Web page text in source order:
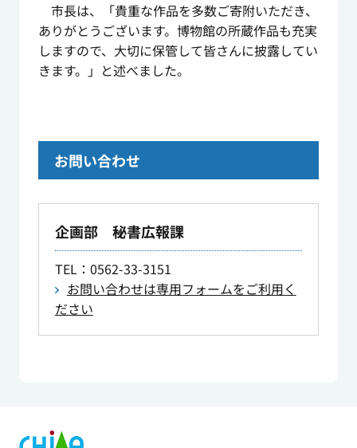
市長は、「貴重な作品を多数ご寄附いただき、
ありがとうございます。博物館の所蔵作品も充実
しますので、大切に保管して皆さんに披露してい
きます。」と述べました。
お問い合わせ
企画部 秘書広報課
TEL：0562-33-3151
お問い合わせは専用フォームをご利用く
ださい